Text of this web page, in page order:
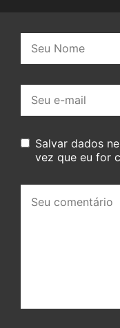
mail:
Salvar dados
vez que eu for
comentário: